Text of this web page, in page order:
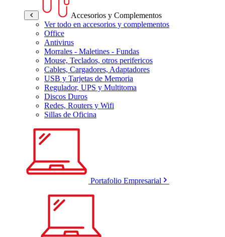
Accesorios y Complementos
Ver todo en accesorios y complementos
Office
Antivirus
Morrales - Maletines - Fundas
Mouse, Teclados, otros perifericos
Cables, Cargadores, Adaptadores
USB y Tarjetas de Memoria
Regulador, UPS y Multitoma
Discos Duros
Redes, Routers y Wifi
Sillas de Oficina
Portafolio Empresarial